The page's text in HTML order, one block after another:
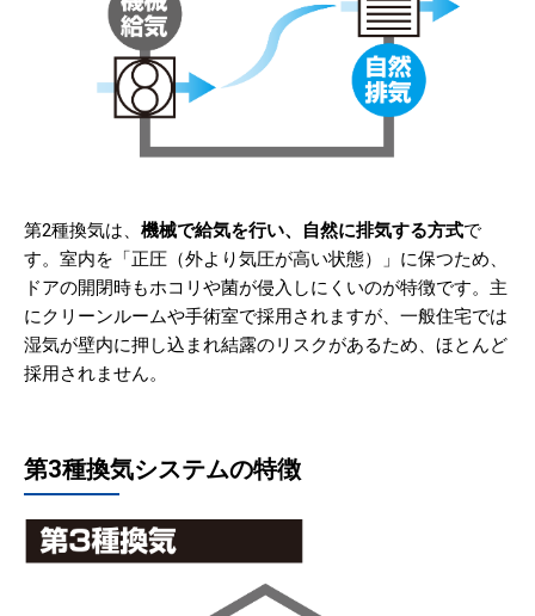
第2種換気は、 機械で給気を行い、自然に排気する方式で
す。室内を「正圧（外より気圧が高い状態）」に保つため、
ドアの開閉時もホコリや菌が侵入しにくいのが特徴です。主
にクリーンルームや手術室で採用されますが、一般住宅では
湿気が壁内に押し込まれ結露のリスクがあるため、ほとんど
採用されません。
第3種換気システムの特徴